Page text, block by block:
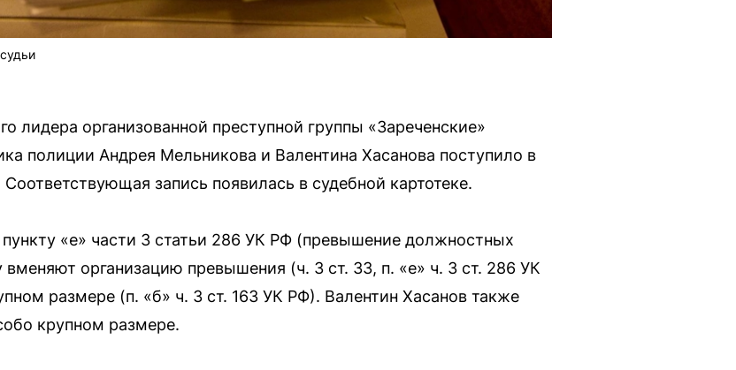
лидера организованной преступной группы «Зареченские»
полиции Андрея Мельникова и Валентина Хасанова поступило в
запись появилась в судебной картотеке.
«е» части 3 статьи 286 УК РФ (превышение должностных
организацию превышения (ч. 3 ст. 33, п. «е» ч. 3 ст. 286 УК
размере (п. «б» ч. 3 ст. 163 УК РФ). Валентин Хасанов также
крупном размере.